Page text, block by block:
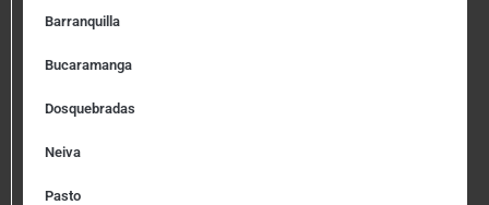
Barranquilla
Bucaramanga
Dosquebradas
Neiva
Pasto